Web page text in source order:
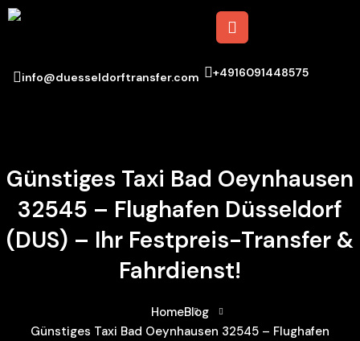
info@duesseldorftransfer.com +4916091448575
Günstiges Taxi Bad Oeynhausen
32545 – Flughafen Düsseldorf
(DUS) – Ihr Festpreis-Transfer &
Fahrdienst!
HomeBlog
Günstiges Taxi Bad Oeynhausen 32545 – Flughafen